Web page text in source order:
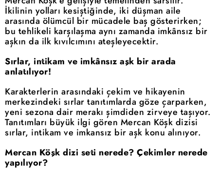
İkilinin yolları kesiştiğinde, iki düşman aile
arasında ölümcül bir mücadele baş gösterirken;
bu tehlikeli karşılaşma aynı zamanda imkânsız bir
aşkın da ilk kıvılcımını ateşleyecektir.
Sırlar, intikam ve imkânsız aşk bir arada
anlatılıyor!
Karakterlerin arasındaki çekim ve hikayenin
merkezindeki sırlar tanıtımlarda göze çarparken,
yeni sezona dair merakı şimdiden zirveye taşıyor.
Tanıtımları büyük ilgi gören Mercan Köşk dizisi
sırlar, intikam ve imkansız bir aşk konu alınıyor.
Mercan Köşk dizi seti nerede? Çekimler nerede
yapılıyor?